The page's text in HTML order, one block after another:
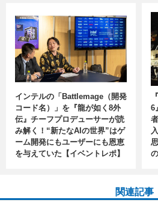
インテルの「Battlemage（開発
コード名）」を『龍が如く8外
伝』チーフプロデューサーが読
み解く！“新たなAIの世界”はゲ
ーム開発にもユーザーにも恩恵
を与えていた【イベントレポ】
6
関連記事